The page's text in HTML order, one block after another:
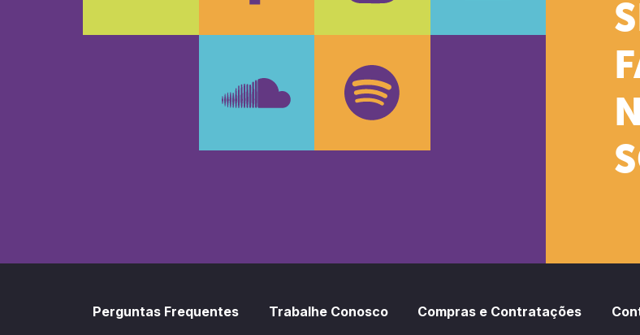
FacebookInstagram
Perguntas Frequentes Trabalhe Conosco Compras e Contratações